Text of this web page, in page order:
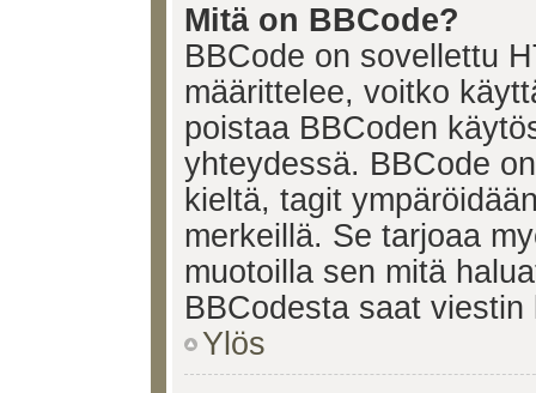
Mitä on BBCode?
BBCode on sovellettu
määrittelee, voitko
poistaa BBCoden
yhteydessä. BBCode
kieltä, tagit
merkeillä. Se tarjoaa
muotoilla sen mitä
BBCodesta saat
Ylös